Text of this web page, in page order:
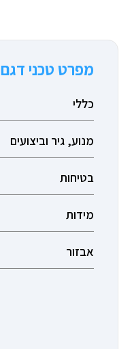
מפרט טכני דגם 1.0 אוטומט Intense
כללי
מנוע, גיר וביצועים
בטיחות
מידות
אבזור